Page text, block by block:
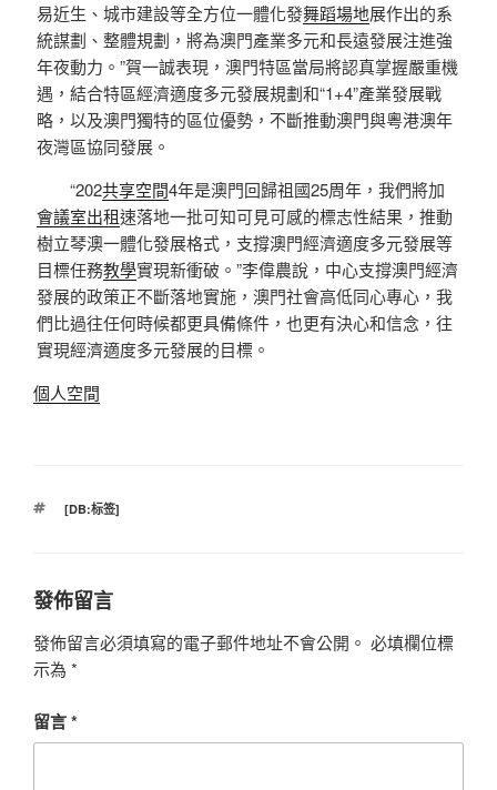
易近生、城市建設等全方位一體化發舞蹈場地展作出的系
統謀劃、整體規劃，將為澳門產業多元和長遠發展注進強
年夜動力。”賀一誠表現，澳門特區當局將認真掌握嚴重機
遇，結合特區經濟適度多元發展規劃和“1+4”產業發展戰
略，以及澳門獨特的區位優勢，不斷推動澳門與粵港澳年
夜灣區協同發展。
“202共享空間4年是澳門回歸祖國25周年，我們將加
會議室出租速落地一批可知可見可感的標志性結果，推動
樹立琴澳一體化發展格式，支撐澳門經濟適度多元發展等
目標任務教學實現新衝破。”李偉農說，中心支撐澳門經濟
發展的政策正不斷落地實施，澳門社會高低同心專心，我
們比過往任何時候都更具備條件，也更有決心和信念，往
實現經濟適度多元發展的目標。
個人空間
標
[DB:标签]
發佈留言
發佈留言必須填寫的電子郵件地址不會公開。 必填欄位標
示為 *
留言*